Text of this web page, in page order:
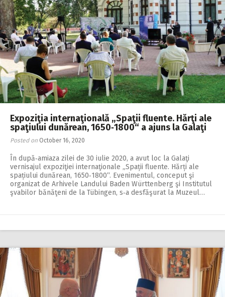
Expoziţia internaţională „Spaţii fluente. Hărţi ale
spaţiului dunărean, 1650‑1800“ a ajuns la Galaţi
Posted on October 16, 2020
În după‑amiaza zilei de 30 iulie 2020, a avut loc la Galaţi
vernisajul expoziţiei internaţionale „Spații fluente. Hărți ale
spațiului dunărean, 1650‑1800“. Evenimentul, conceput şi
organizat de Arhivele Landu­lui Baden Württenberg şi Institutul
şvabilor bănăţeni de la Tübingen, s‑a desfăşurat la Muzeul…